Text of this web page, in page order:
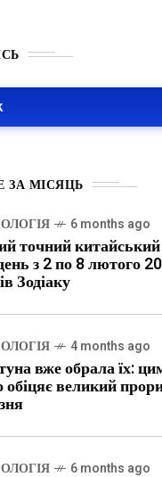
ЗА МІСЯЦЬ
6 months ago
точний китайський
з 2 по 8 лютого
Зодіаку
4 months ago
вже обрала їх:
обіцяє великий
6 months ago